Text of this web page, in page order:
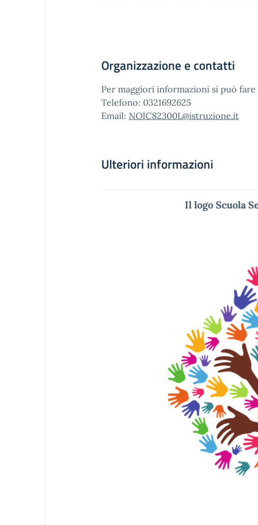
Organizzazione e contatti
Per maggiori informazioni si può
Telefono: 0321692625
Email: NOIC82300L@istruzione.it
Ulteriori informazioni
Il logo Scuola